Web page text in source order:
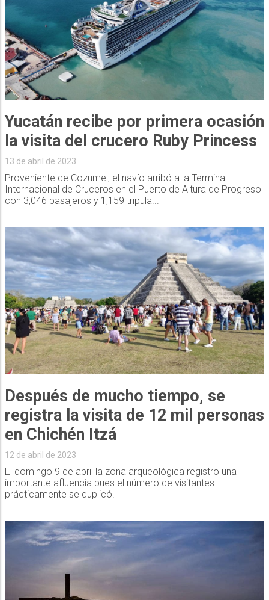
Yucatán recibe por primera ocasión
la visita del crucero Ruby Princess
13 de abril de 2023
Proveniente de Cozumel, el navío arribó a la Terminal
Internacional de Cruceros en el Puerto de Altura de Progreso
con 3,046 pasajeros y 1,159 tripula...
Después de mucho tiempo, se
registra la visita de 12 mil personas
en Chichén Itzá
12 de abril de 2023
El domingo 9 de abril la zona arqueológica registro una
importante afluencia pues el número de visitantes
prácticamente se duplicó.